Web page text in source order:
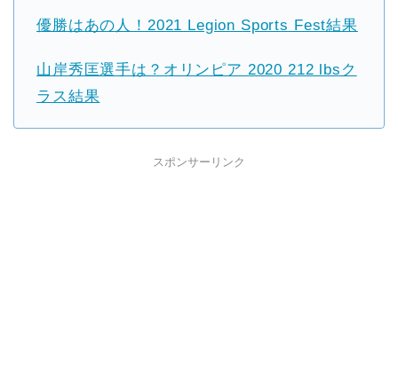
優勝はあの人！2021 Legion Sports Fest結果
山岸秀匡選手は？オリンピア 2020 212 lbsク
ラス結果
スポンサーリンク